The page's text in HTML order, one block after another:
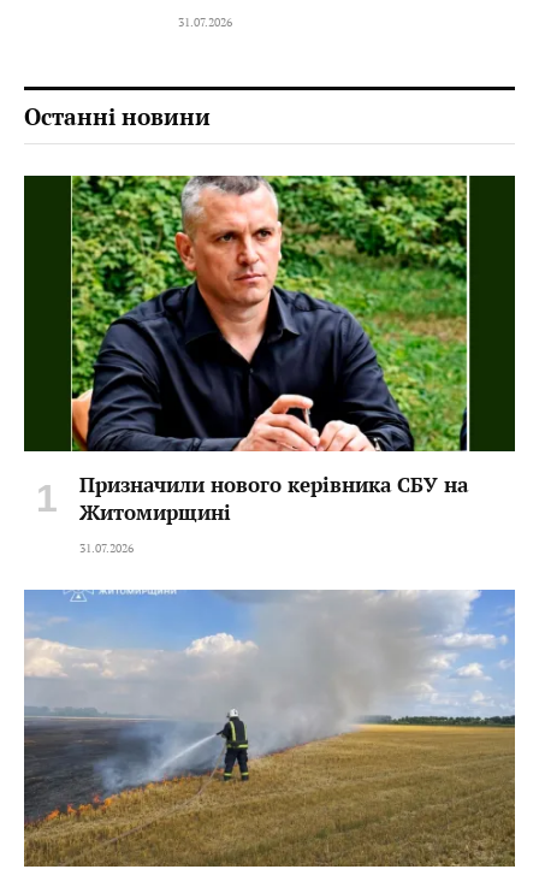
31.07.2026
Останні новини
Призначили нового керівника СБУ на
Житомирщині
31.07.2026